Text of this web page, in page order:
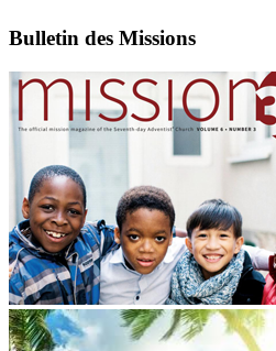
Bulletin des Missions